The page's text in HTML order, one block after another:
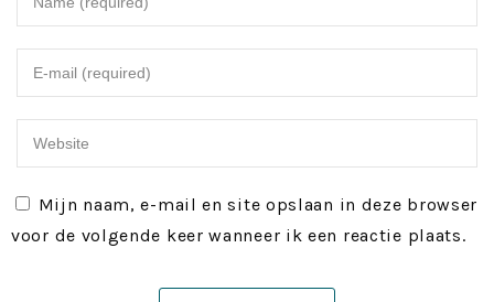
Mijn naam, e-mail en site opslaan in deze browser
voor de volgende keer wanneer ik een reactie plaats.